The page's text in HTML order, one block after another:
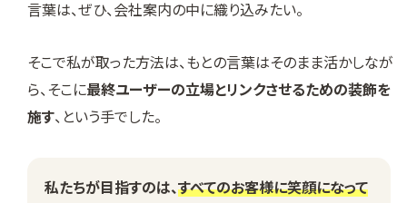
言葉は、ぜひ、会社案内の中に織り込みたい。
そこで私が取った方法は、もとの言葉はそのまま活かしなが
ら、そこに最終ユーザーの立場とリンクさせるための装飾を
施す、という手でした。
私たちが目指すのは、すべてのお客様に笑顔になって